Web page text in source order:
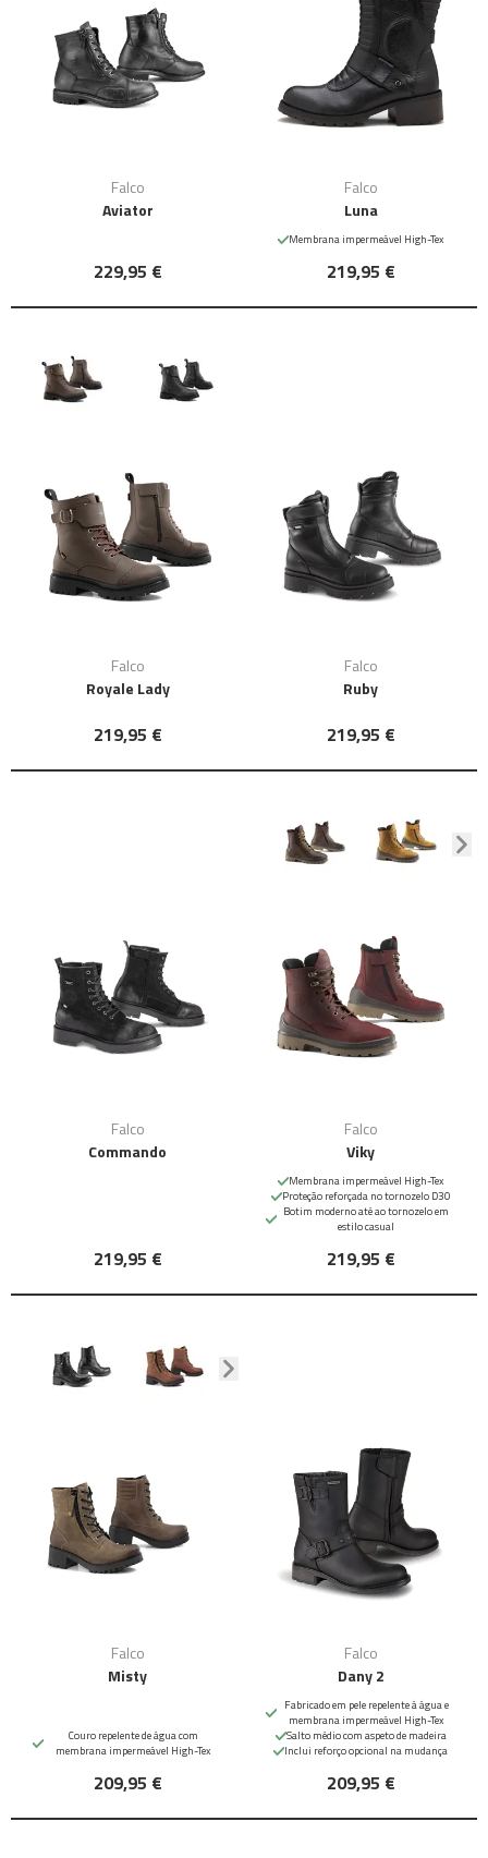
Falco
Aviator
229,95 €
Falco
Luna
Membrana impermeável High-Tex
219,95 €
Falco
Royale Lady
219,95 €
Falco
Ruby
219,95 €
Falco
Commando
219,95 €
Falco
Viky
Membrana impermeável High-Tex
Proteção reforçada no tornozelo D30
Botim moderno até ao tornozelo em
estilo casual
219,95 €
Falco
Misty
Couro repelente de água com
membrana impermeável High-Tex
209,95 €
Falco
Dany 2
Fabricado em pele repelente à água e
membrana impermeável High-Tex
Salto médio com aspeto de madeira
Inclui reforço opcional na mudança
209,95 €